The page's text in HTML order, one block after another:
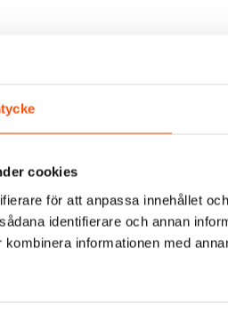
cookies
för att anpassa innehållet
identifierare och annan
informationen med